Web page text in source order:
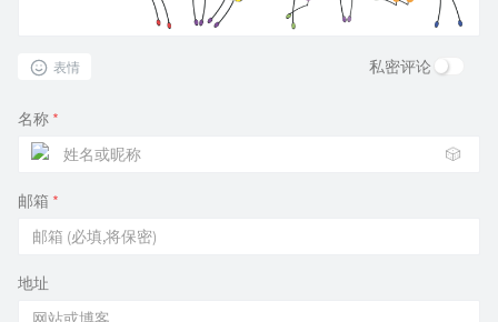
表情 私密评论
名称 *
🎲
邮箱 *
地址